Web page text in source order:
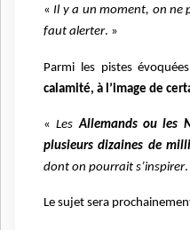
« Il y a un moment, on ne
faut alerter. »
Parmi les pistes
calamité, à l’image de
«LesAllemands ou les
plusieurs dizaines de
dont on pourrait s’inspirer.
Le sujet sera